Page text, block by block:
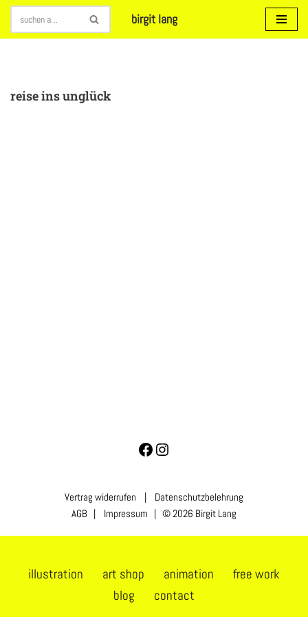
Zum
birgit lang
reise ins unglück
Vertrag widerrufen | Datenschutzbelehrung
AGB | Impressum | © 2026 Birgit Lang
illustration art shop animation
free work
blog
contact